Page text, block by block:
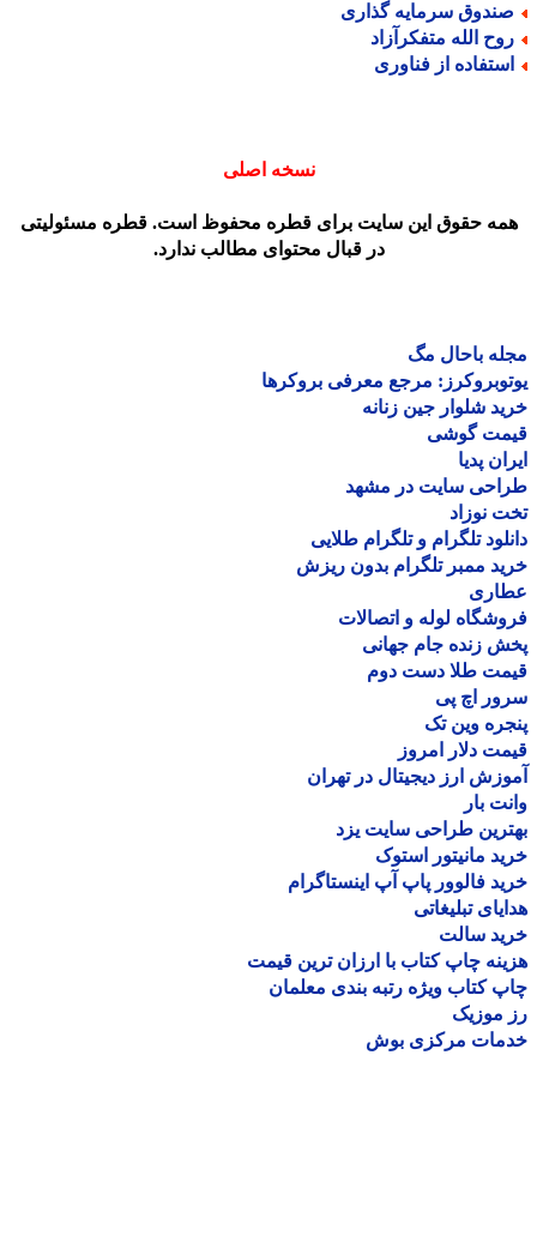
سرمایه گذاری
الله متفکرآزاد
از فناوری
نسخه اصلی
حقوق این سایت برای قطره محفوظ است. قطره مسئولیتی
در قبال محتوای مطالب ندارد.
باحال مگ
مرجع معرفی بروکرها
شلوار جین زنانه
گوشی
پدیا
سایت در مشهد
نوزاد
تلگرام و تلگرام طلایی
ممبر تلگرام بدون ریزش
لوله و اتصالات
زنده جام جهانی
طلا دست دوم
اچ پی
وین تک
دلار امروز
ارز دیجیتال در تهران
بار
طراحی سایت یزد
مانیتور استوک
فالوور پاپ آپ اینستاگرام
تبلیغاتی
سالت
چاپ کتاب با ارزان ترین قیمت
کتاب ویژه رتبه بندی معلمان
موزیک
مرکزی بوش